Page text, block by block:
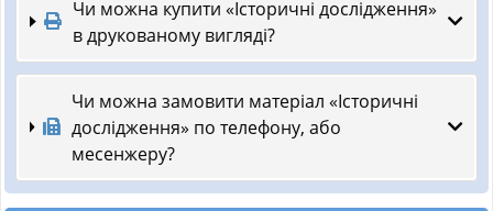
Чи можна купити «Історичні дослідження»
в друкованому вигляді?
Чи можна замовити матеріал «Історичні
дослідження» по телефону, або
месенжеру?